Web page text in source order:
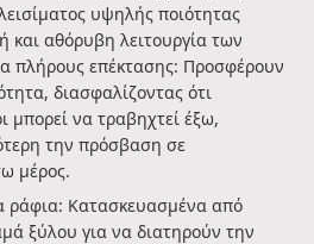
υψηλής ποιότητας
και αθόρυβη λειτουργία των
πλήρους επέκτασης: Προσφέρουν
διασφαλίζοντας ότι
μπορεί να τραβηχτεί έξω,
την πρόσβαση σε
μέρος.
ράφια: Κατασκευασμένα από
ξύλου για να διατηρούν την